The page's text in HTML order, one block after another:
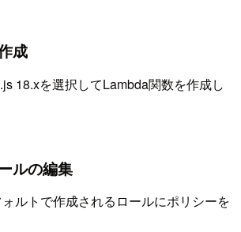
成
18.xを選択してLambda関数を作成し
ルの編集
ルトで作成されるロールにポリシーを